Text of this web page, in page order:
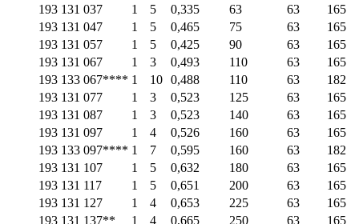
193 131 037
1 5 0,335 63 63
165
193 131 047
1 5 0,465 75 63
165
193 131 057
1 5 0,425 90 63
165
193 131 067
1 3 0,493 110 63
165
193 133 067**** 1 10 0,488 110 63
182
193 131 077
1 3 0,523 125 63
165
193 131 087
1 3 0,523 140 63
165
193 131 097
1 4 0,526 160 63
165
193 133 097**** 1 7 0,595 160 63
182
193 131 107
1 5 0,632 180 63
165
193 131 117
1 5 0,651 200 63
165
193 131 127
1 4 0,653 225 63
165
193 131 137**
1 4 0,665 250 63
165